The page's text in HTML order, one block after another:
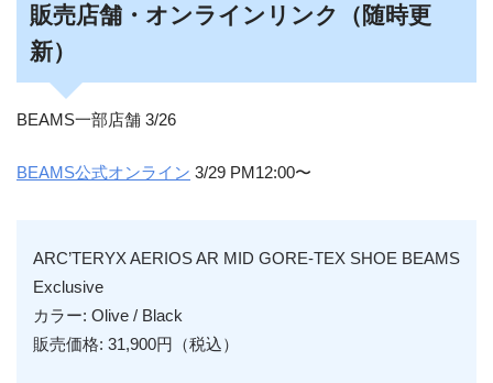
販売店舗・オンラインリンク（随時更
新）
BEAMS一部店舗 3/26
BEAMS公式オンライン 3/29 PM12:00〜
ARC’TERYX AERIOS AR MID GORE-TEX SHOE BEAMS
Exclusive
カラー: Olive / Black
販売価格: 31,900円（税込）